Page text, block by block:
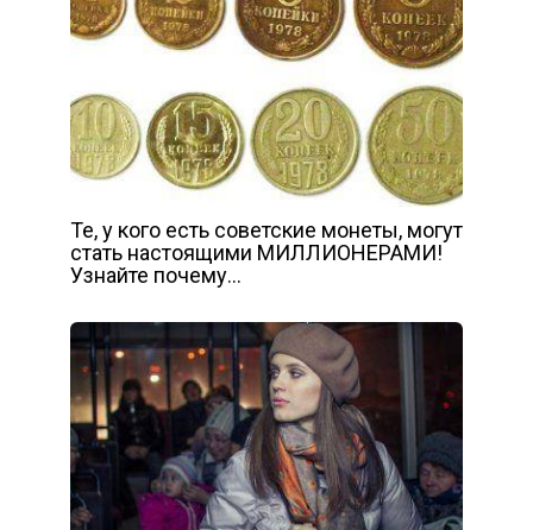
Те, у кого есть советские монеты, могут
стать настоящими МИЛЛИОНЕРАМИ!
Узнайте почему…